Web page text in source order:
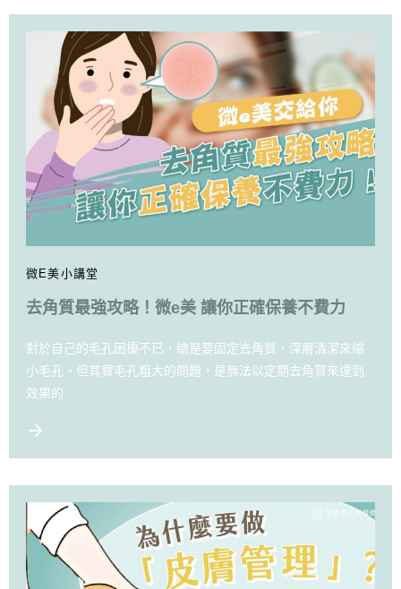
微E美小講堂
去角質最強攻略！微e美 讓你正確保養不費力
對於自己的毛孔困擾不已，總是要固定去角質、深層清潔來縮
小毛孔。但其實毛孔粗大的問題，是無法以定期去角質來達到
效果的